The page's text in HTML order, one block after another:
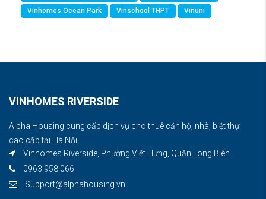
Vinhomes Ocean Park
Vinschool THPT Vinuni
VINHOMES RIVERSIDE
Alpha Housing cung cấp dịch vụ cho thuê căn hộ, nhà, biệt thự
cao cấp tại Hà Nội.
Vinhomes Riverside, Phường Việt Hưng, Quận Long Biên
0963 958 066
Support@alphahousing.vn